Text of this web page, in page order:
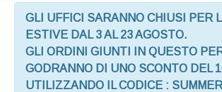
GLI UFFICI SARANNO CHIUSI PER
ESTIVE DAL 3 AL 23 AGOSTO.
GLI ORDINI GIUNTI IN QUESTO
GODRANNO DI UNO SCONTO DEL
UTILIZZANDO IL CODICE :